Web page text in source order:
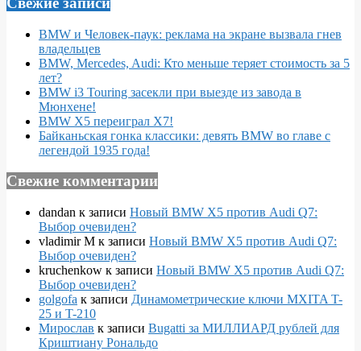
BMW и Человек-паук: реклама на экране вызвала гнев
владельцев
BMW, Mercedes, Audi: Кто меньше теряет стоимость за 5
лет?
BMW i3 Touring засекли при выезде из завода в
Мюнхене!
BMW X5 переиграл X7!
Байканьская гонка классики: девять BMW во главе с
легендой 1935 года!
Свежие комментарии
dandan к записи Новый BMW X5 против Audi Q7:
Выбор очевиден?
vladimir M к записи Новый BMW X5 против Audi Q7:
Выбор очевиден?
kruchenkow к записи Новый BMW X5 против Audi Q7:
Выбор очевиден?
golgofa к записи Динамометрические ключи MXITA T-
25 и T-210
Мирослав к записи Bugatti за МИЛЛИАРД рублей для
Криштиану Рональдо